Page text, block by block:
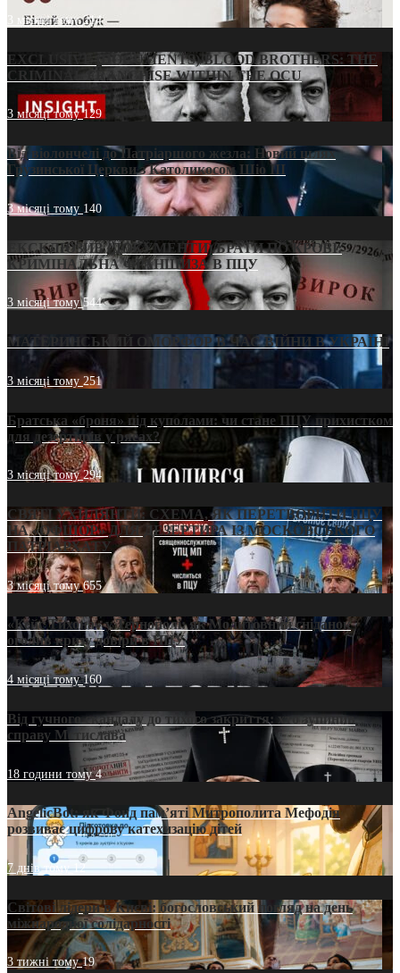
3 місяці тому214
EXCLUSIVE (DOCUMENTS)/BLOOD BROTHERS: THE
CRIMINAL FRANCHISE WITHIN THE OCU
3 місяці тому129
Від віолончелі до Патріаршого жезла: Новий шлях
Грузинської Церкви з Католикосом Шіо III
3 місяці тому 140
ЕКСКЛЮЗИВ (ДОКУМЕНТИ)/БРАТИ ПО КРОВІ:
КРИМІНАЛЬНА ФРАНШИЗА В ПЦУ
3 місяці тому544
МАТЕРИНСЬКИЙ ОМОРФОР В ЧАС ВІЙНИ В УКРАЇНІ
3 місяці тому251
Братська «броня» під куполами: чи стане ПЦУ прихистком
для дезертирів у рясах?
3 місяці тому294
СВЯТІ УХИЛЯНТИ: СХЕМА, ЯК ПЕРЕТВОРИТИ ПЦУ
НА «ОФШОР» ДЛЯ ДЕЗЕРТИРА ІЗ МОСКОВСЬКОГО
ПАТРІАРХАТУ
3 місяці тому655
«Кейс Тихона» у Тернополі: як Молитовний сніданок
оголив кризу довіри в ПЦУ
4 місяці тому160
Від гучного скандалу до тихого закриття: хто зупинив
справу Мстислава
18 години тому4
AngelicBot: як Фонд пам’яті Митрополита Мефодія
розвиває цифрову катехизацію дітей
7 днів тому12
Світові лідери в Києві: богословський погляд на день
міжнародної солідарності
3 тижні тому19